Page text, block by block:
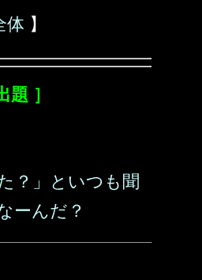
体 】
題 ］
？」といつも聞
ーんだ？